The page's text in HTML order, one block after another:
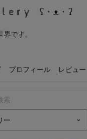
ʕ•ᴥ•ʔ
です。
プロフィール レビュー